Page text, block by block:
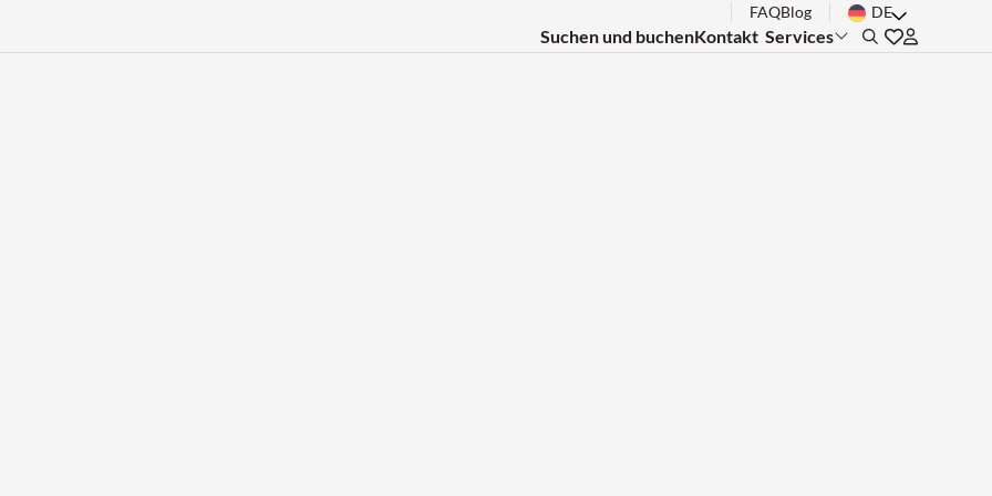
Suchen und buchenKontakt Services Search
FAQBlog DE